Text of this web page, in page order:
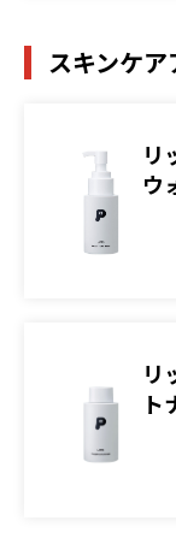
スキンケア
リ
ウ
リ
ト